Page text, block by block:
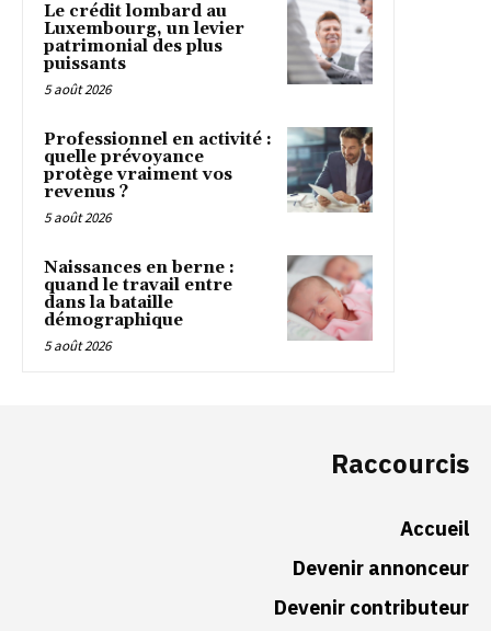
Le crédit lombard au
Luxembourg, un levier
patrimonial des plus
puissants
5 août 2026
Professionnel en activité :
quelle prévoyance
protège vraiment vos
revenus ?
5 août 2026
Naissances en berne :
quand le travail entre
dans la bataille
démographique
5 août 2026
Raccourcis
Accueil
Devenir annonceur
Devenir contributeur